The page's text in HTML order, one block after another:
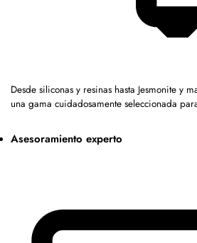
Desde siliconas y resinas hasta Jesmonite y
una gama cuidadosamente seleccionada
Asesoramiento experto